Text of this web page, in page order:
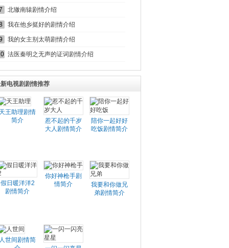
北辙南辕剧情介绍
我在他乡挺好的剧情介绍
我的女主别太萌剧情介绍
法医秦明之无声的证词剧情介绍
电视剧剧情推荐
天王助理剧情
简介
惹不起的千岁
大人剧情简介
陪你一起好好
吃饭剧情简介
假日暖洋洋2
剧情简介
你好神枪手剧
情简介
我要和你做兄
弟剧情简介
人世间剧情简